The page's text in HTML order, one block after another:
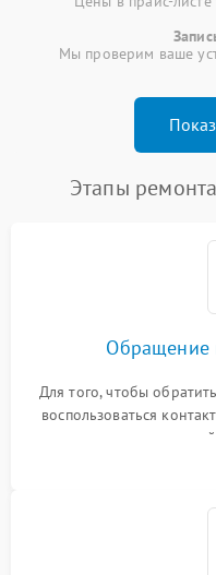
Мы проверим ваше
Этапы
Обращение
Для того, чтобы
воспользоваться
или оставить